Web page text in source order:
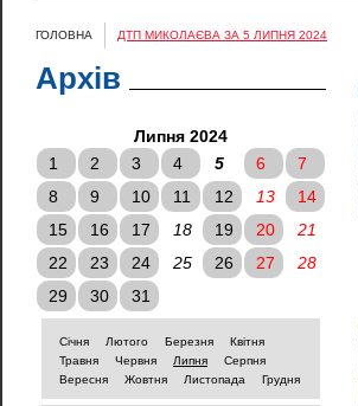
ГОЛОВНА ДТП МИКОЛАЄВА ЗА 5 ЛИПНЯ 2024
Архів
Липня 2024
1
2 3 4 5 6
7
8
9 10 11 12 13
14
15
16 17 18 19 20
21
22
23 24 25 26 27
28
29
30 31
Січня Лютого Березня
Квітня
Травня
Червня Липня
Серпня
Вересня
Жовтня Листопада Грудня